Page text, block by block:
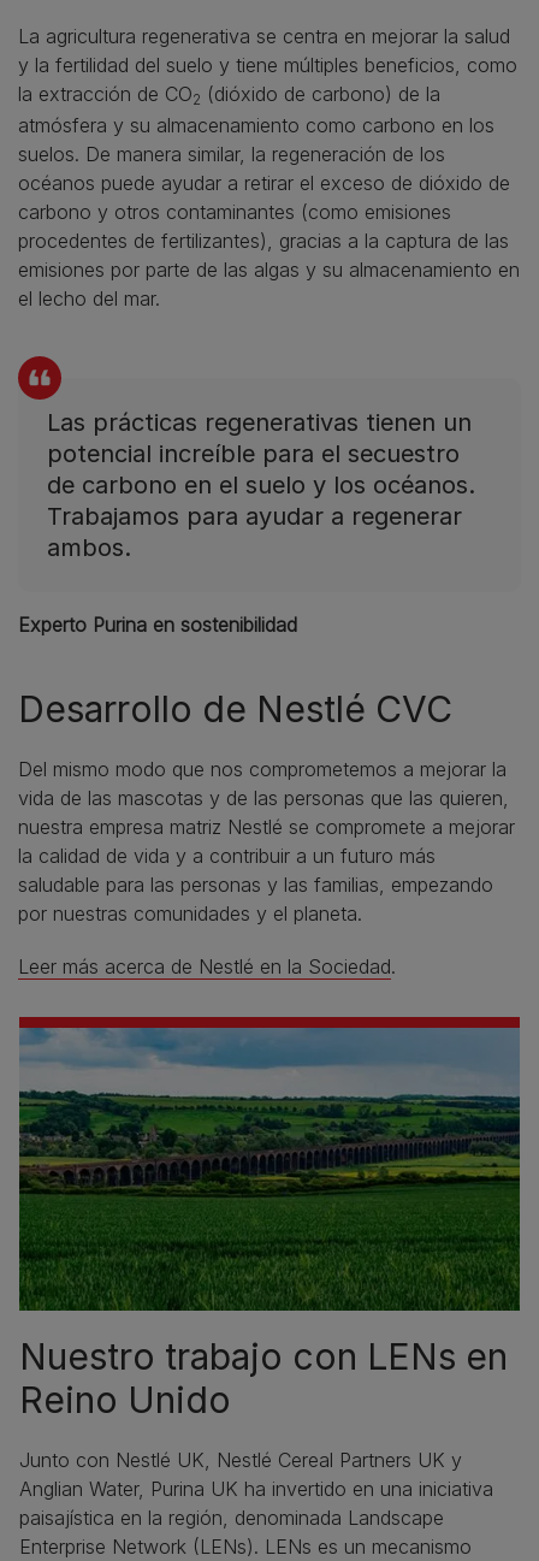
La agricultura regenerativa se centra en mejorar la salud
y la fertilidad del suelo y tiene múltiples beneficios, como
la extracción de CO2 (dióxido de carbono) de la
atmósfera y su almacenamiento como carbono en los
suelos. De manera similar, la regeneración de los
océanos puede ayudar a retirar el exceso de dióxido de
carbono y otros contaminantes (como emisiones
procedentes de fertilizantes), gracias a la captura de las
emisiones por parte de las algas y su almacenamiento en
el lecho del mar.
Las prácticas regenerativas tienen un
potencial increíble para el secuestro
de carbono en el suelo y los océanos.
Trabajamos para ayudar a regenerar
ambos.
Experto Purina en sostenibilidad
Desarrollo de Nestlé CVC
Del mismo modo que nos comprometemos a mejorar la
vida de las mascotas y de las personas que las quieren,
nuestra empresa matriz Nestlé se compromete a mejorar
la calidad de vida y a contribuir a un futuro más
saludable para las personas y las familias, empezando
por nuestras comunidades y el planeta.
Leer más acerca de Nestlé en la Sociedad.
Nuestro trabajo con LENs en
Reino Unido
Junto con Nestlé UK, Nestlé Cereal Partners UK y
Anglian Water, Purina UK ha invertido en una iniciativa
paisajística en la región, denominada Landscape
Enterprise Network (LENs). LENs es un mecanismo